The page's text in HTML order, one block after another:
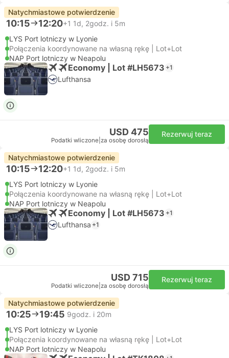
Natychmiastowe potwierdzenie
10:15 12:20+1 1d, 2godz. i 5m
LYS Port lotniczy w Lyonie
Połączenia koordynowane na własną rękę | Lot+Lot
NAP Port lotniczy w Neapolu
Economy | Lot #LH5673 +1
Lufthansa
USD 475
Podatki wliczone za osobę dorosłą
Rezerwuj teraz
Natychmiastowe potwierdzenie
10:15 12:20+1 1d, 2godz. i 5m
LYS Port lotniczy w Lyonie
Połączenia koordynowane na własną rękę | Lot+Lot
NAP Port lotniczy w Neapolu
Economy | Lot #LH5673 +1
Lufthansa +1
USD 715
Podatki wliczone za osobę dorosłą
Rezerwuj teraz
Natychmiastowe potwierdzenie
10:25 19:45 9godz. i 20m
LYS Port lotniczy w Lyonie
Połączenia koordynowane na własną rękę | Lot+Lot
NAP Port lotniczy w Neapolu